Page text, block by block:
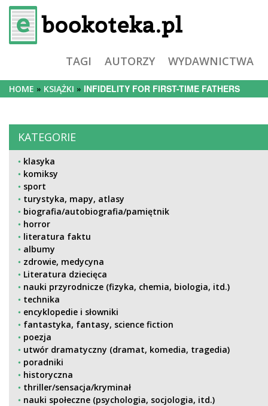
TAGI AUTORZY WYDAWNICTWA
HOME KSIĄŻKI INFIDELITY FOR FIRST-TIME FATHERS
KATEGORIE
klasyka
komiksy
sport
turystyka, mapy, atlasy
biografia/autobiografia/pamiętnik
horror
literatura faktu
albumy
zdrowie, medycyna
Literatura dziecięca
nauki przyrodnicze (fizyka, chemia, biologia, itd.)
technika
encyklopedie i słowniki
fantastyka, fantasy, science fiction
poezja
utwór dramatyczny (dramat, komedia, tragedia)
poradniki
historyczna
thriller/sensacja/kryminał
nauki społeczne (psychologia, socjologia, itd.)